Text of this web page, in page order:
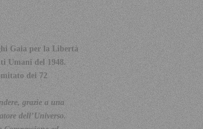
Gaia per la Libertà
Umani del 1948.
dei 72
grazie a una
dell’Universo.